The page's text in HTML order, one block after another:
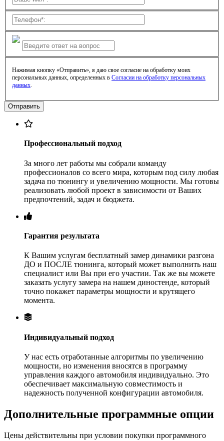
Нажимая кнопку «Отправить», я даю свое согласие на обработку моих
персональных данных, определенных в Согласии на обработку персональных
данных.
Профессиональный подход
За много лет работы мы собрали команду
профессионалов со всего мира, которым под силу любая
задача по тюнингу и увеличению мощности. Мы готовы
реализовать любой проект в зависимости от Ваших
предпочтений, задач и бюджета.
Гарантия результата
К Вашим услугам бесплатный замер динамики разгона
ДО и ПОСЛЕ тюнинга, который может выполнить наш
специалист или Вы при его участии. Так же вы можете
заказать услугу замера на нашем диностенде, который
точно покажет параметры мощности и крутящего
момента.
Индивидуальный подход
У нас есть отработанные алгоритмы по увеличению
мощности, но изменения вносятся в программу
управления каждого автомобиля индивидуально. Это
обеспечивает максимальную совместимость и
надежность полученной конфигурации автомобиля.
Дополнительные программные опции
Цены действительны при условии покупки программного